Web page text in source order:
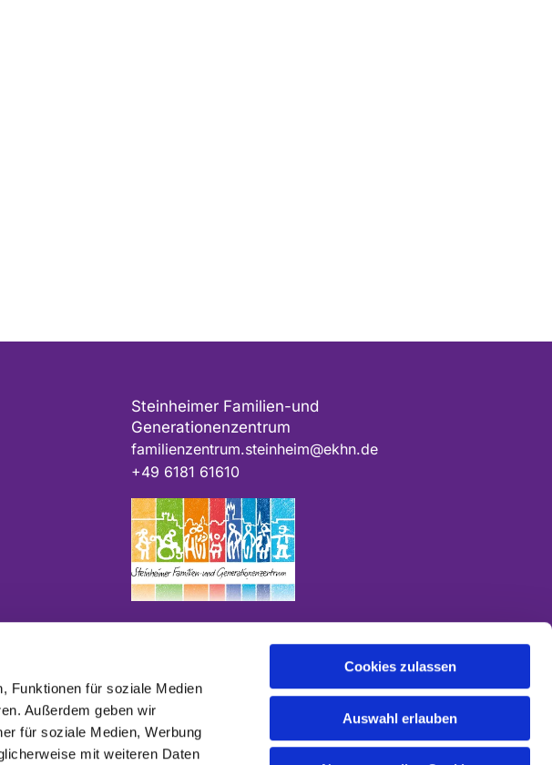
Funktionen für soziale Medien
Außerdem geben wir
für soziale Medien, Werbung
mit weiteren Daten
Cookies zulassen
Auswahl erlauben
an.
Steinheimer Familien-und
Generationenzentrum
familienzentrum.steinheim@ekhn.de
+49 6181 61610